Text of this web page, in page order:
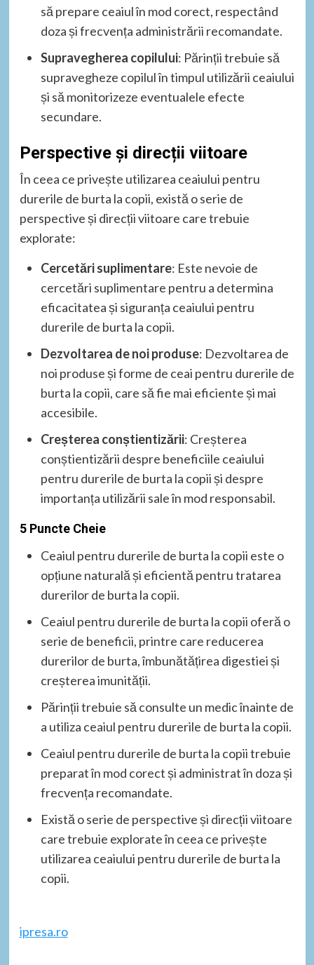
să prepare ceaiul în mod corect, respectând
doza și frecvența administrării recomandate.
Supravegherea copilului: Părinții trebuie să
supravegheze copilul în timpul utilizării ceaiului
și să monitorizeze eventualele efecte
secundare.
Perspective și direcții viitoare
În ceea ce privește utilizarea ceaiului pentru
durerile de burta la copii, există o serie de
perspective și direcții viitoare care trebuie
explorate:
Cercetări suplimentare: Este nevoie de
cercetări suplimentare pentru a determina
eficacitatea și siguranța ceaiului pentru
durerile de burta la copii.
Dezvoltarea de noi produse: Dezvoltarea de
noi produse și forme de ceai pentru durerile de
burta la copii, care să fie mai eficiente și mai
accesibile.
Creșterea conștientizării: Creșterea
conștientizării despre beneficiile ceaiului
pentru durerile de burta la copii și despre
importanța utilizării sale în mod responsabil.
5 Puncte Cheie
Ceaiul pentru durerile de burta la copii este o
opțiune naturală și eficientă pentru tratarea
durerilor de burta la copii.
Ceaiul pentru durerile de burta la copii oferă o
serie de beneficii, printre care reducerea
durerilor de burta, îmbunătățirea digestiei și
creșterea imunității.
Părinții trebuie să consulte un medic înainte de
a utiliza ceaiul pentru durerile de burta la copii.
Ceaiul pentru durerile de burta la copii trebuie
preparat în mod corect și administrat în doza și
frecvența recomandate.
Există o serie de perspective și direcții viitoare
care trebuie explorate în ceea ce privește
utilizarea ceaiului pentru durerile de burta la
copii.
ipresa.ro